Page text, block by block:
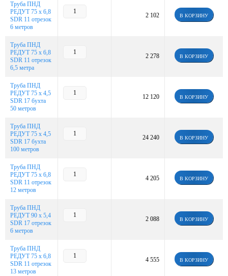
Труба ПНД
РЕДУТ 75 х 6,8
SDR 11 отрезок
6 метров
2 102 В КОРЗИНУ
Труба ПНД
РЕДУТ 75 х 6,8
SDR 11 отрезок
6,5 метра
2 278 В КОРЗИНУ
Труба ПНД
РЕДУТ 75 х 4,5
SDR 17 бухта
50 метров
12 120 В КОРЗИНУ
Труба ПНД
РЕДУТ 75 х 4,5
SDR 17 бухта
100 метров
24 240 В КОРЗИНУ
Труба ПНД
РЕДУТ 75 х 6,8
SDR 11 отрезок
12 метров
4 205 В КОРЗИНУ
Труба ПНД
РЕДУТ 90 х 5,4
SDR 17 отрезок
6 метров
2 088 В КОРЗИНУ
Труба ПНД
РЕДУТ 75 х 6,8
SDR 11 отрезок
13 метров
4 555 В КОРЗИНУ